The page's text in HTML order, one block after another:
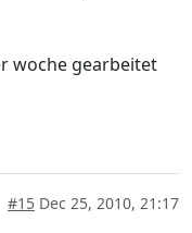
woche gearbeitet
#15 Dec 25, 2010, 21:17